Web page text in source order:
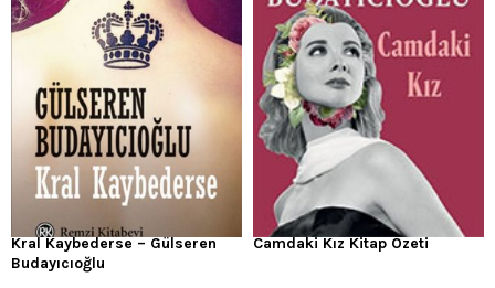
Kral Kaybederse – Gülseren
Budayıcıoğlu
Camdaki Kız Kitap Özeti